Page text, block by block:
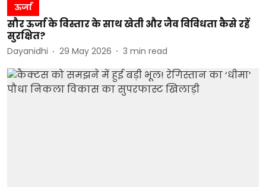
ऊर्जा
सौर ऊर्जा के विस्तार के साथ खेती और जैव विविधता कैसे रहें
सुरक्षित?
Dayanidhi 29 May 2026 3 min read